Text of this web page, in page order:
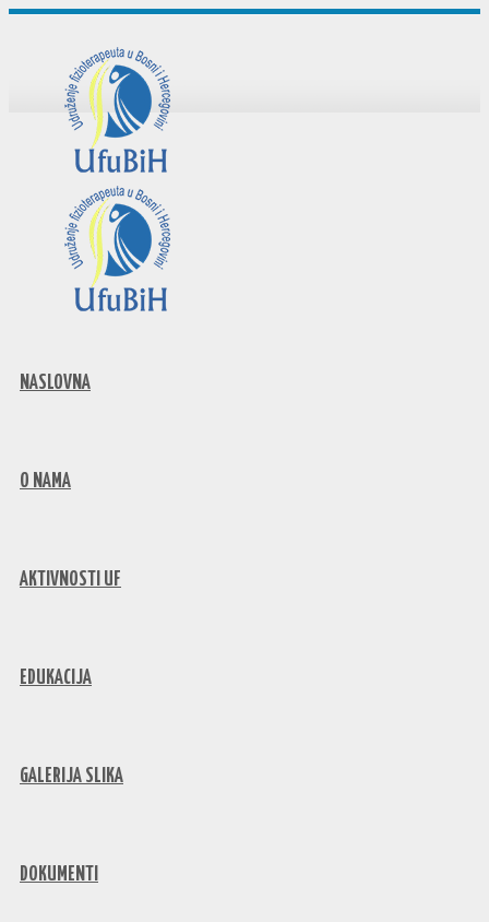
NASLOVNA
O NAMA
AKTIVNOSTI UF
EDUKACIJA
GALERIJA SLIKA
DOKUMENTI